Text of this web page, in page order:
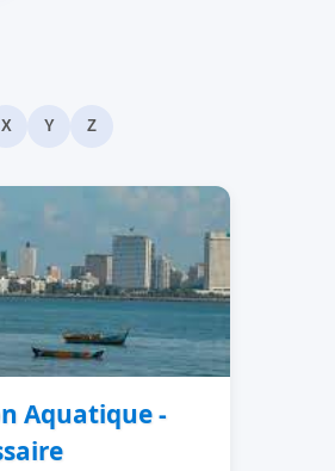
X Y Z
Aquatique -